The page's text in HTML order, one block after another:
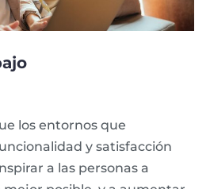
los entornos que
y satisfacción
a las personas a